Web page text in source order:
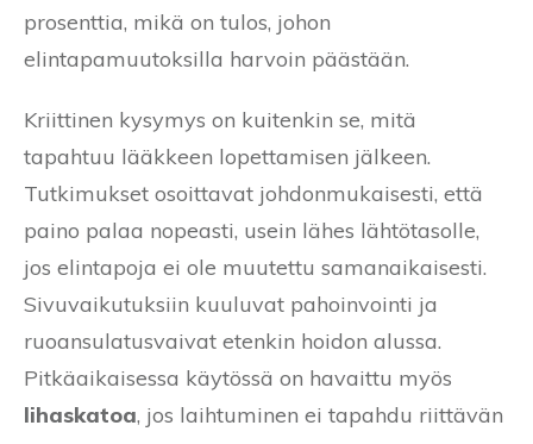
prosenttia, mikä on tulos, johon
elintapamuutoksilla harvoin päästään.
Kriittinen kysymys on kuitenkin se, mitä
tapahtuu lääkkeen lopettamisen jälkeen.
Tutkimukset osoittavat johdonmukaisesti, että
paino palaa nopeasti, usein lähes lähtötasolle,
jos elintapoja ei ole muutettu samanaikaisesti.
Sivuvaikutuksiin kuuluvat pahoinvointi ja
ruoansulatusvaivat etenkin hoidon alussa.
Pitkäaikaisessa käytössä on havaittu myös
lihaskatoa, jos laihtuminen ei tapahdu riittävän